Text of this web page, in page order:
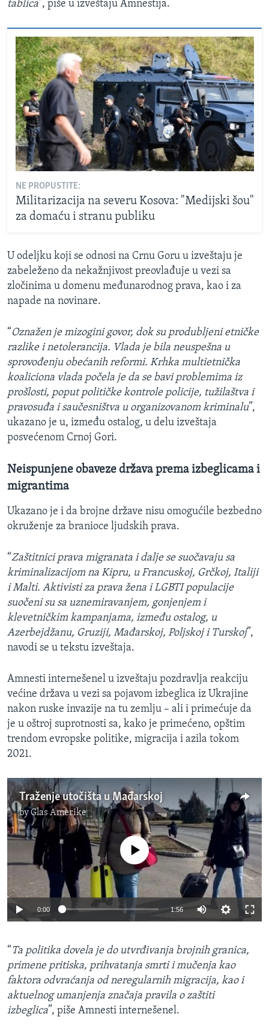
tablica”, piše u izveštaju Amnestija.
NE PROPUSTITE:
Militarizacija na severu Kosova: "Medijski šou"
za domaću i stranu publiku
U odeljku koji se odnosi na Crnu Goru u izveštaju je
zabeleženo da nekažnjivost preovlađuje u vezi sa
zločinima u domenu međunarodnog prava, kao i za
napade na novinare.
“Oznažen je mizogini govor, dok su produbljeni etničke
razlike i netolerancija. Vlada je bila neuspešna u
sprovođenju obećanih reformi. Krhka multietnička
koaliciona vlada počela je da se bavi problemima iz
prošlosti, poput političke kontrole policije, tužilaštva i
pravosuđa i saučesništva u organizovanom kriminalu”,
ukazano je u, između ostalog, u delu izveštaja
posvećenom Crnoj Gori.
Neispunjene obaveze država prema izbeglicama i
migrantima
Ukazano je i da brojne države nisu omogućile bezbedno
okruženje za branioce ljudskih prava.
“Zaštitnici prava migranata i dalje se suočavaju sa
kriminalizacijom na Kipru, u Francuskoj, Grčkoj, Italiji
i Malti. Aktivisti za prava žena i LGBTI populacije
suočeni su sa uznemiravanjem, gonjenjem i
klevetničkim kampanjama, između ostalog, u
Azerbejdžanu, Gruziji, Mađarskoj, Poljskoj i Turskoj”,
navodi se u tekstu izveštaja.
Amnesti internešenel u izveštaju pozdravlja reakciju
većine država u vezi sa pojavom izbeglica iz Ukrajine
nakon ruske invazije na tu zemlju – ali i primećuje da
je u oštroj suprotnosti sa, kako je primećeno, opštim
trendom evropske politike, migracija i azila tokom
2021.
Traženje utočišta u Mađarskoj
byGlas Amerike
No media source currently available
0:00 1:56
“Ta politika dovela je do utvrđivanja brojnih granica,
primene pritiska, prihvatanja smrti i mučenja kao
faktora odvraćanja od neregularnih migracija, kao i
aktuelnog umanjenja značaja pravila o zaštiti
izbeglica”, piše Amnesti internešenel.